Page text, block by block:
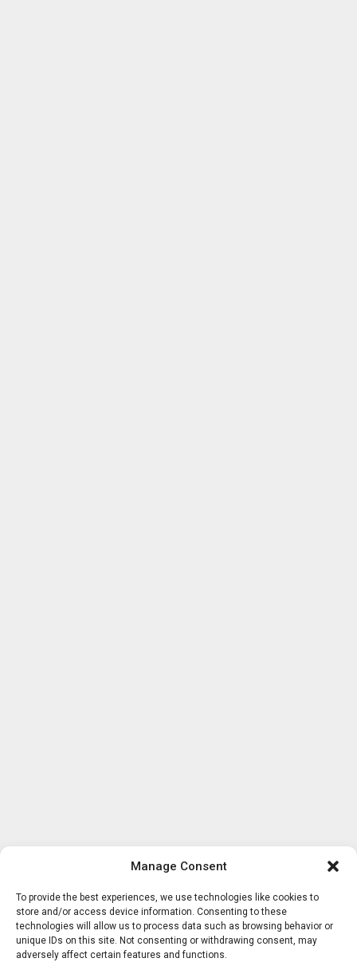
Manage Consent
To provide the best experiences, we use technologies like cookies to
store and/or access device information. Consenting to these
technologies will allow us to process data such as browsing behavior or
unique IDs on this site. Not consenting or withdrawing consent, may
adversely affect certain features and functions.